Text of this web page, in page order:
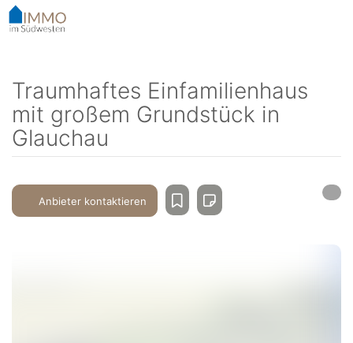
Accessibility-
Modus
Inhalt
Traumhaftes Einfamilienhaus
mit großem Grundstück in
Glauchau
Anbieter kontaktieren